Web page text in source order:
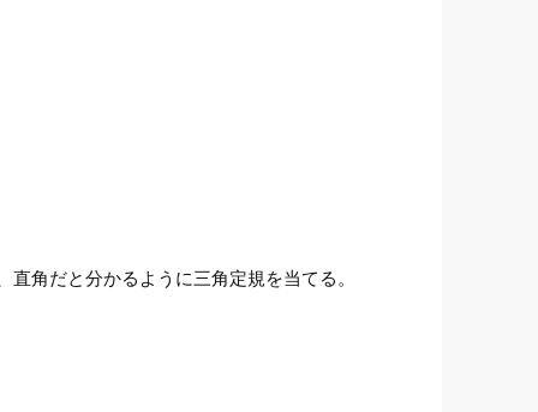
角だと分かるように三角定規を当てる。